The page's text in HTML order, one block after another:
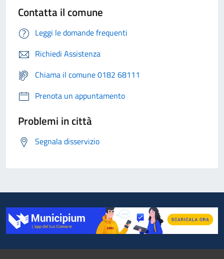
Contatta il comune
Leggi le domande frequenti
Richiedi Assistenza
Chiama il comune 0182 68111
Prenota un appuntamento
Problemi in città
Segnala disservizio